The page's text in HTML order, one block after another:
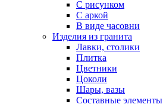
С рисунком
С аркой
В виде часовни
Изделия из гранита
Лавки, столики
Плитка
Цветники
Цоколи
Шары, вазы
Составные элементы